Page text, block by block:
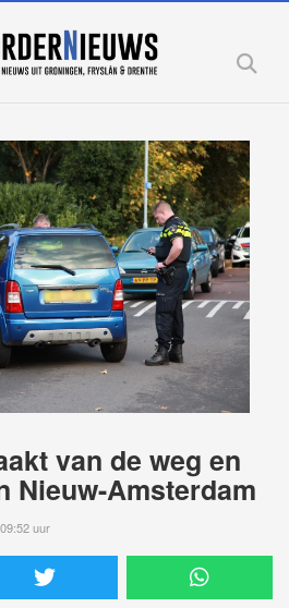
van de weg en
Nieuw-Amsterdam
uur